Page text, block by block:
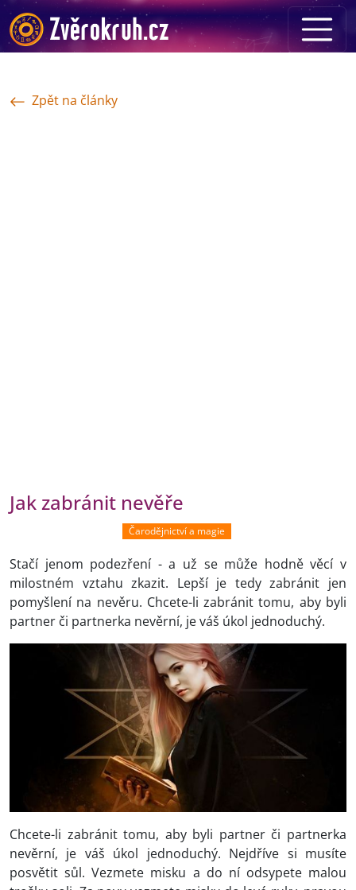
Zpět na články
Jak zabránit nevěře
Čarodějnictví a magie
Stačí jenom podezření - a už se může hodně věcí v
milostném vztahu zkazit. Lepší je tedy zabránit jen
pomyšlení na nevěru. Chcete-li zabránit tomu, aby byli
partner či partnerka nevěrní, je váš úkol jednoduchý.
Chcete-li zabránit tomu, aby byli partner či partnerka
nevěrní, je váš úkol jednoduchý. Nejdříve si musíte
posvětit sůl. Vezmete misku a do ní odsypete malou